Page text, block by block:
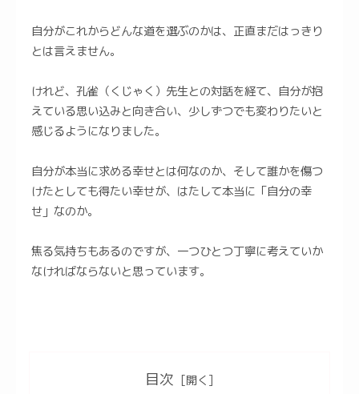
自分がこれからどんな道を選ぶのかは、正直まだはっきり
とは言えません。
けれど、孔雀（くじゃく）先生との対話を経て、自分が抱
えている思い込みと向き合い、少しずつでも変わりたいと
感じるようになりました。
自分が本当に求める幸せとは何なのか、そして誰かを傷つ
けたとしても得たい幸せが、はたして本当に「自分の幸
せ」なのか。
焦る気持ちもあるのですが、一つひとつ丁寧に考えていか
なければならないと思っています。
目次